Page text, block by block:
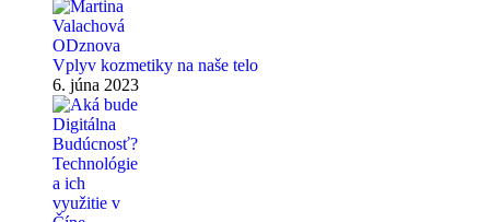
Vplyv kozmetiky na naše telo
6. júna 2023